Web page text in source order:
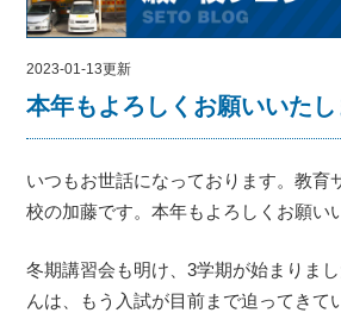
2023-01-13更新
本年もよろしくお願いいた
いつもお世話になっております。教育
校の加藤です。本年もよろしくお願い
冬期講習会も明け、3学期が始まりま
んは、もう入試が目前まで迫ってきて